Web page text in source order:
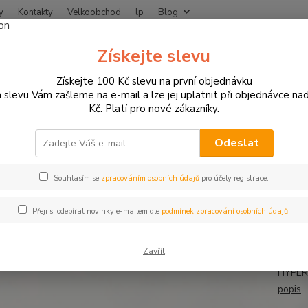
Kontakty Velkoobchod lp Blog
Hledat
NÁHRADNÍ DÍLY A SPOTŘEBNÍ MATERIÁL Simerinky prachovky do vidlic
do předních vidlic
in
jste
popis
Získejte slevu
Získejte 100 Kč slevu na první objednávku
slevu Vám zašleme na e-mail a lze jej uplatnit při objednávce
Kč. Platí pro nové zákazníky.
Odeslat
Souhlasím se zpracováním osobních údajů pro účely registrace.
Přeji si odebírat novinky e-mailem dle podmínek zpracování osobních údajů.
Zavřít